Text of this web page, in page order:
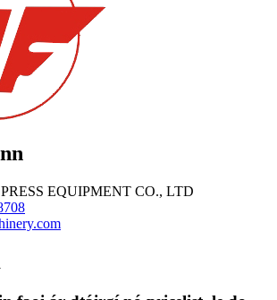
EQUIPMENT CO., LTD